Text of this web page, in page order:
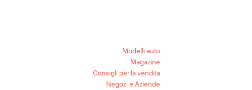
Modelli auto
Magazine
Consigli per la vendita
Negozi e Aziende